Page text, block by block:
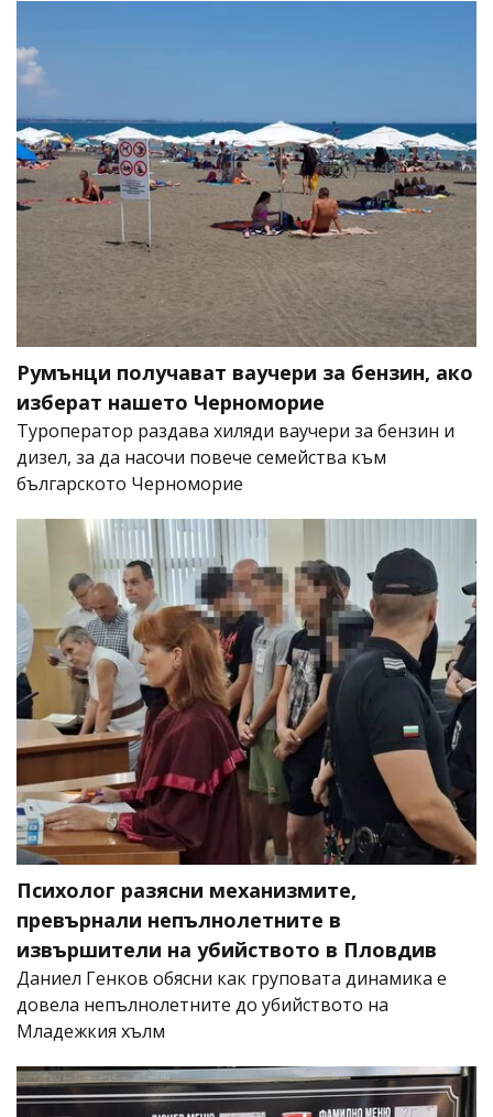
Румънци получават ваучери за бензин, ако
изберат нашето Черноморие
Туроператор раздава хиляди ваучери за бензин и
дизел, за да насочи повече семейства към
българското Черноморие
Психолог разясни механизмите,
превърнали непълнолетните в
извършители на убийството в Пловдив
Даниел Генков обясни как груповата динамика е
довела непълнолетните до убийството на
Младежкия хълм